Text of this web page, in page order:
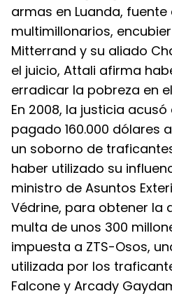
armas en Luanda,
multimillonarios,
Mitterrand y su aliado
el juicio, Attali afirma
erradicar la pobreza en
En 2008, la justicia
pagado 160.000 dólares
un soborno de
haber utilizado su
ministro de Asuntos
Védrine, para obtener la
multa de unos 300
impuesta a ZTS-Osos,
utilizada por los
Falcone y Arcady